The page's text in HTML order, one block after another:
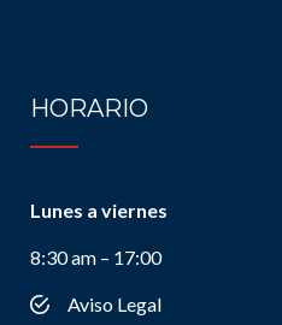
HORARIO
Lunes a viernes
8:30 am – 17:00
Aviso Legal